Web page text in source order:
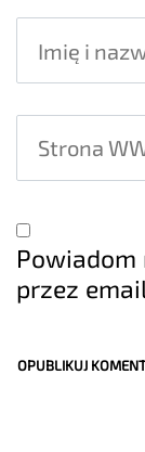
Powiadom
przez